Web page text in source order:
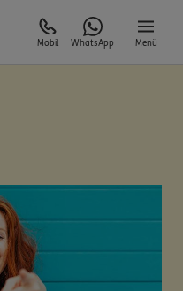
Mobil WhatsApp Menü